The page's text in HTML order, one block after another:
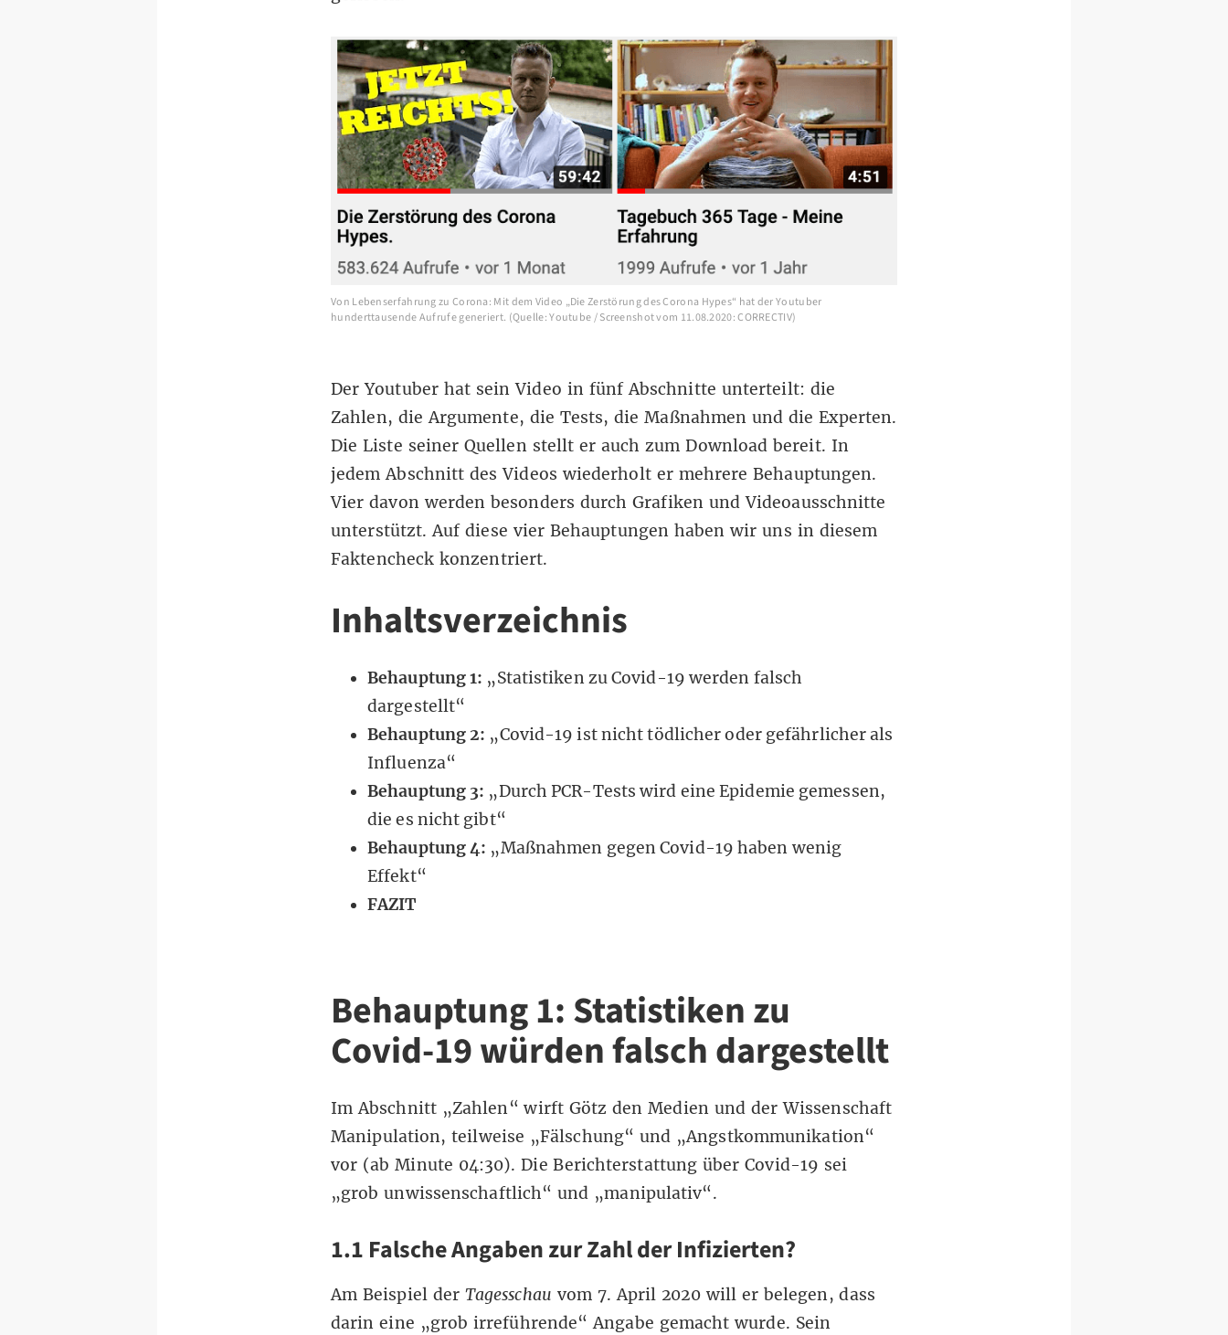
Von Lebenserfahrung zu Corona: Mit dem Video „Die Zerstörung des Corona Hypes“ hat der Youtuber
hunderttausende Aufrufe generiert. (Quelle: Youtube / Screenshot vom 11.08.2020: CORRECTIV)
Der Youtuber hat sein Video in fünf Abschnitte unterteilt: die
Zahlen, die Argumente, die Tests, die Maßnahmen und die Experten.
Die Liste seiner Quellen stellt er auch zum Download bereit. In
jedem Abschnitt des Videos wiederholt er mehrere Behauptungen.
Vier davon werden besonders durch Grafiken und Videoausschnitte
unterstützt. Auf diese vier Behauptungen haben wir uns in diesem
Faktencheck konzentriert.
Inhaltsverzeichnis
Behauptung 1: „Statistiken zu Covid-19 werden falsch
dargestellt“
Behauptung 2: „Covid-19 ist nicht tödlicher oder gefährlicher als
Influenza“
Behauptung 3: „Durch PCR-Tests wird eine Epidemie gemessen,
die es nicht gibt“
Behauptung 4: „Maßnahmen gegen Covid-19 haben wenig
Effekt“
FAZIT
Behauptung 1: Statistiken zu
Covid-19 würden falsch dargestellt
Im Abschnitt „Zahlen“ wirft Götz den Medien und der Wissenschaft
Manipulation, teilweise „Fälschung“ und „Angstkommunikation“
vor (ab Minute 04:30). Die Berichterstattung über Covid-19 sei
„grob unwissenschaftlich“ und „manipulativ“.
1.1 Falsche Angaben zur Zahl der Infizierten?
Am Beispiel der Tagesschau vom 7. April 2020 will er belegen, dass
darin eine „grob irreführende“ Angabe gemacht wurde. Sein